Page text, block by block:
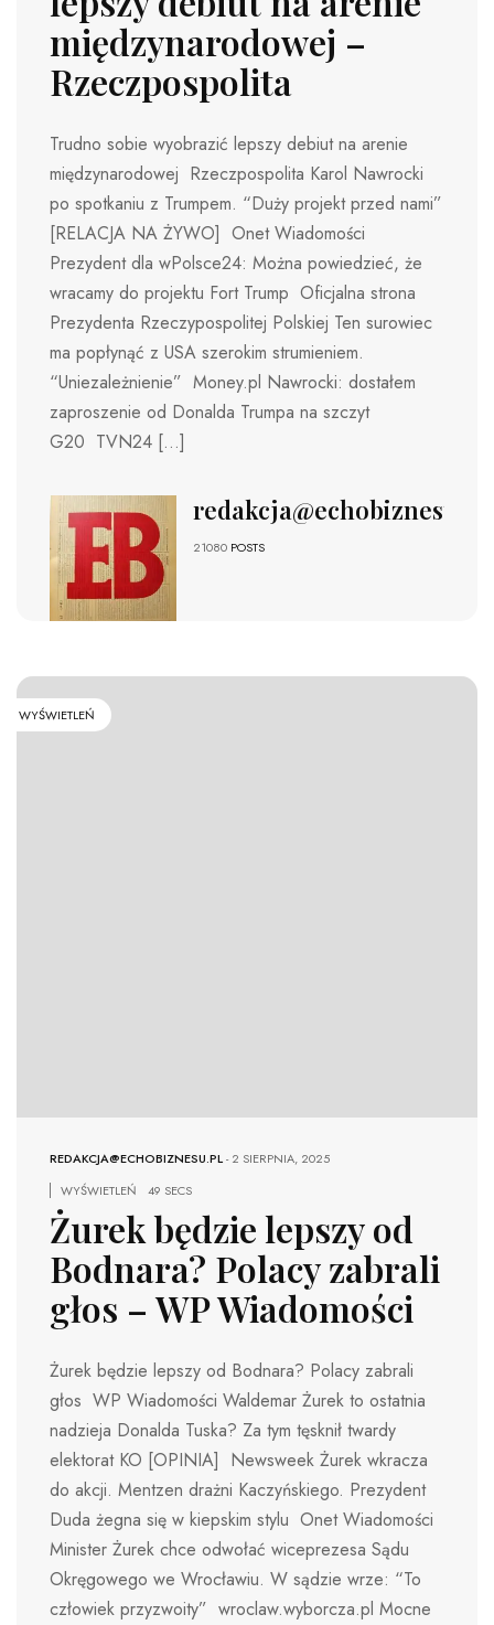
międzynarodowej –
Rzeczpospolita
Trudno sobie wyobrazić lepszy debiut na arenie
międzynarodowej Rzeczpospolita Karol Nawrocki
po spotkaniu z Trumpem. “Duży projekt przed nami”
[RELACJA NA ŻYWO] Onet Wiadomości
Prezydent dla wPolsce24: Można powiedzieć, że
wracamy do projektu Fort Trump Oficjalna strona
Prezydenta Rzeczypospolitej Polskiej Ten surowiec
ma popłynąć z USA szerokim strumieniem.
“Uniezależnienie” Money.pl Nawrocki: dostałem
zaproszenie od Donalda Trumpa na szczyt
G20 TVN24 […]
redakcja@echobiznesu.pl
21080 POSTS
WYŚWIETLEŃ
REDAKCJA@ECHOBIZNESU.PL-2 SIERPNIA, 2025
WYŚWIETLEŃ
49 SECS
Żurek będzie lepszy od
Bodnara? Polacy zabrali
głos – WP Wiadomości
Żurek będzie lepszy od Bodnara? Polacy zabrali
głos WP Wiadomości Waldemar Żurek to ostatnia
nadzieja Donalda Tuska? Za tym tęsknił twardy
elektorat KO [OPINIA] Newsweek Żurek wkracza
do akcji. Mentzen drażni Kaczyńskiego. Prezydent
Duda żegna się w kiepskim stylu Onet Wiadomości
Minister Żurek chce odwołać wiceprezesa Sądu
Okręgowego we Wrocławiu. W sądzie wrze: “To
człowiek przyzwoity” wroclaw.wyborcza.pl Mocne